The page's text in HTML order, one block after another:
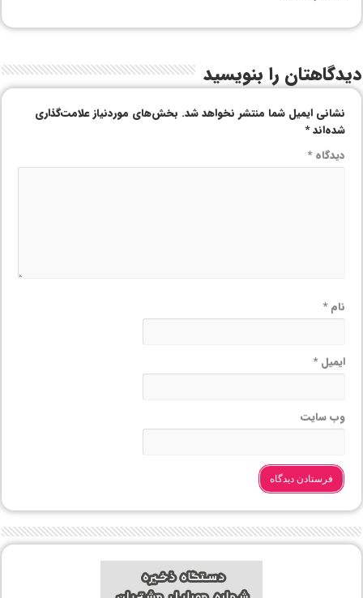
دیدگاهتان را بنویسید
نشانی ایمیل شما منتشر نخواهد شد. بخش‌های موردنیاز علامت‌گذاری
شده‌اند*
دیدگاه*
نام*
ایمیل*
وب‌ سایت